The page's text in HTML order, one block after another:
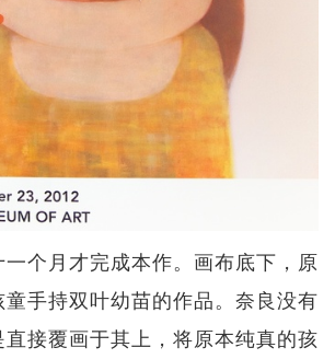
个月才完成本作。画布底下，原
手持双叶幼苗的作品。奈良没有
接覆画于其上，将原本纯真的孩